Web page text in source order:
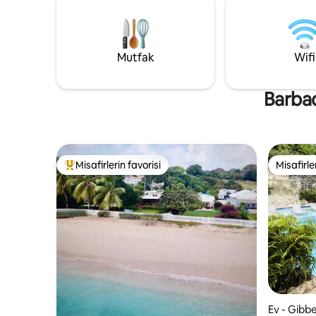
engebeli doğu kıyısının gerçek güzelliğini
deneyimlemek için ideal bir yerdir.
internet
7,
rahat ve
Mutfak Wifi
Misafirlerin favorilerinden en beğenilenler arasında
Misafirlerin favorisi
Ev -